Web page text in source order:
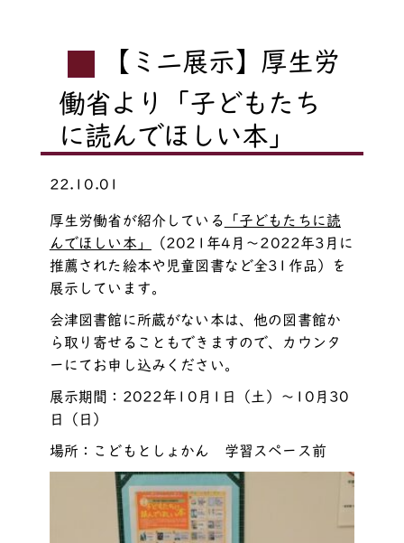
【ミニ展示】厚生労
働省より「子どもたち
に読んでほしい本」
22.10.01
厚生労働省が紹介している
「子どもたちに読
んでほしい本」
（2021年4月～2022年3月に
推薦された絵本や児童図書など全31作品）を
展示しています。
会津図書館に所蔵がない本は、他の図書館か
ら取り寄せることもできますので、カウンタ
ーにてお申し込みください。
展示期間：2022年10月1日（土）～10月30
日（日）
場所：こどもとしょかん 学習スペース前